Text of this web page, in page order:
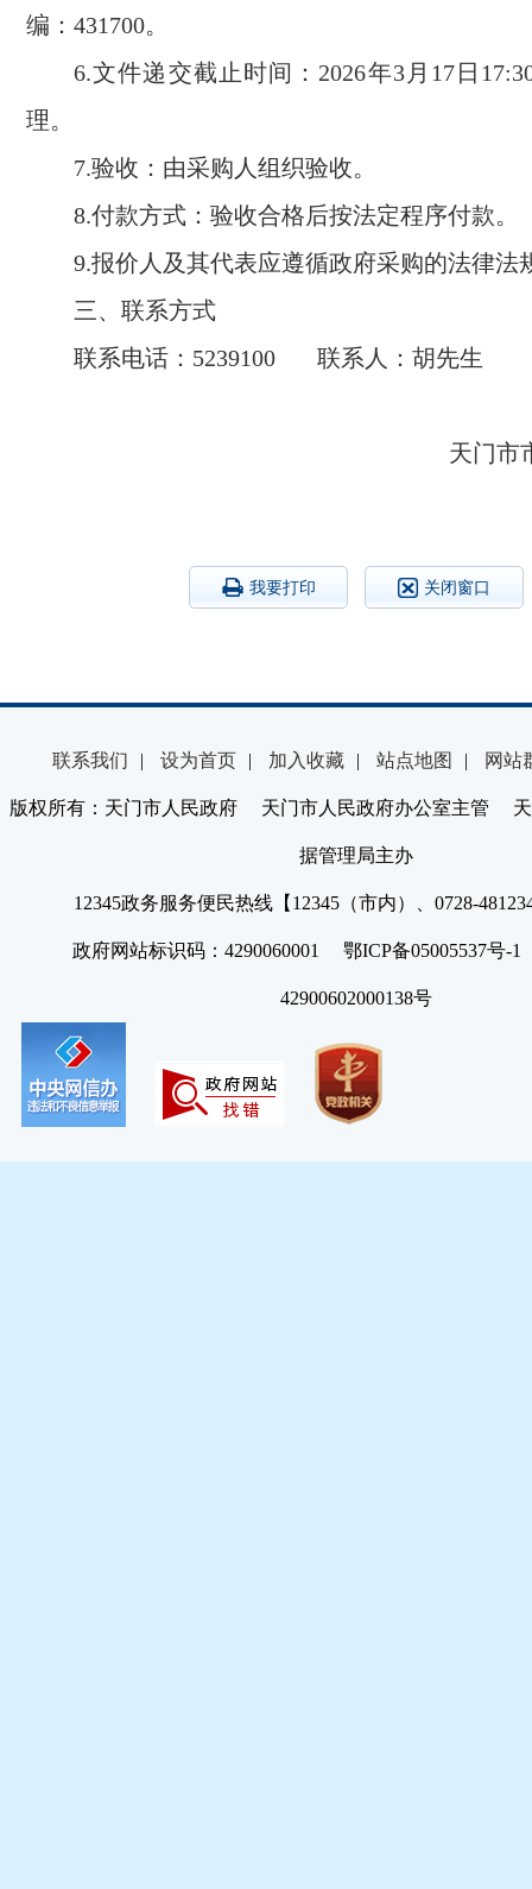
编：431700。
6.文件递交截止时间： 2026年3月 17日
理。
7.验收：由采购人组织验收。
8.付款方式：验收合格后按法定程序付款。
9.报价人及其代表应遵循政府采购的法律法
三、联系方式
联系电话： 5239100 联系人：胡先生
天门市
我要打印 关闭窗口
联系我们 | 设为首页 | 加入收藏 | 站点地图 | 网站
版权所有：天门市人民政府 天门市人民政府办公室主管 天
据管理局主办
12345政务服务便民热线【12345（市内）、0728-
政府网站标识码：4290060001 鄂ICP备05005537号
42900602000138号